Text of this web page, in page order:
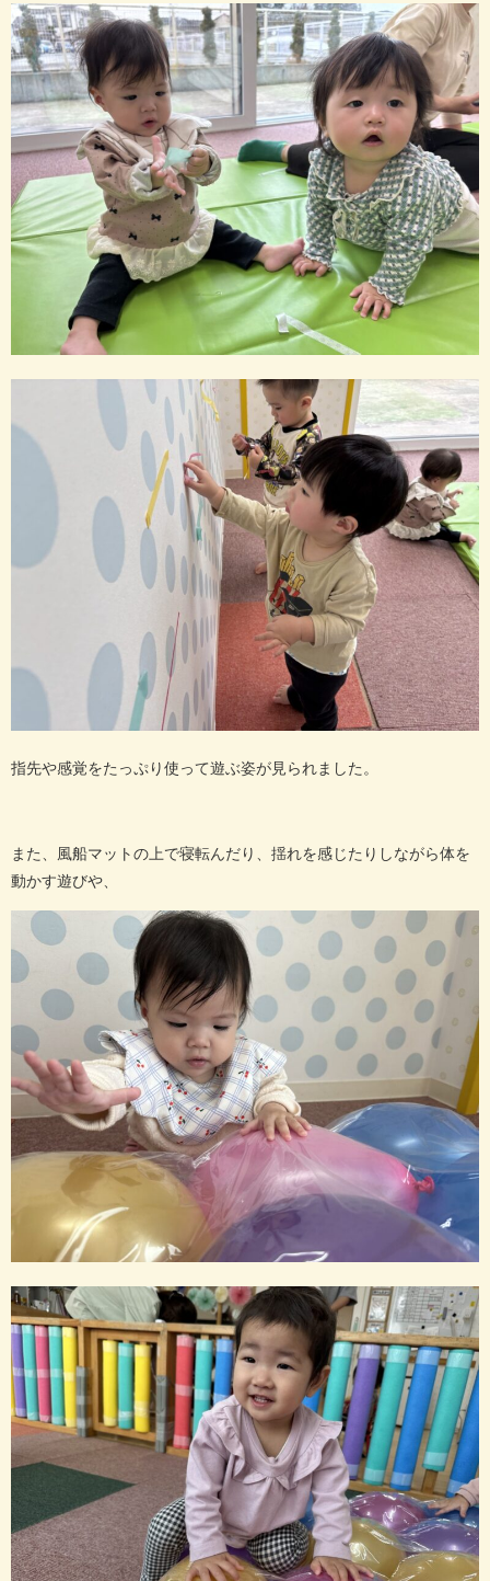
指先や感覚をたっぷり使って遊ぶ姿が見られました。
また、風船マットの上で寝転んだり、揺れを感じたりしながら体を
動かす遊びや、